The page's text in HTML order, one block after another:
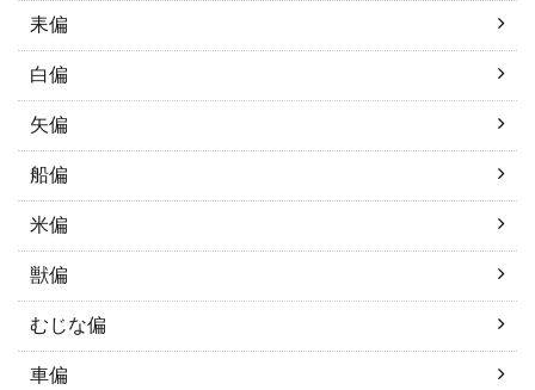
耒偏
白偏
矢偏
船偏
米偏
獣偏
むじな偏
車偏